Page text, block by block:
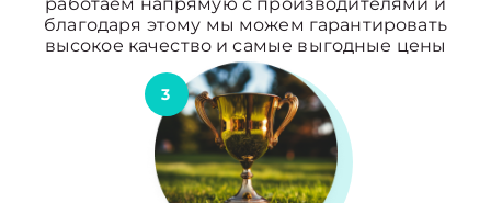
благодаря этому мы можем гарантировать
высокое качество и самые выгодные цены
3